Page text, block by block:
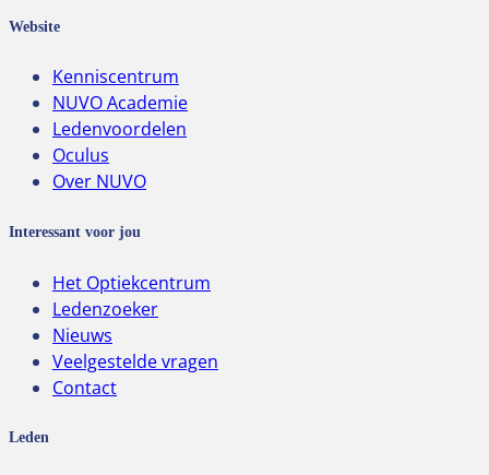
Website
Kenniscentrum
NUVO Academie
Ledenvoordelen
Oculus
Over NUVO
Interessant voor jou
Het Optiekcentrum
Ledenzoeker
Nieuws
Veelgestelde vragen
Contact
Leden